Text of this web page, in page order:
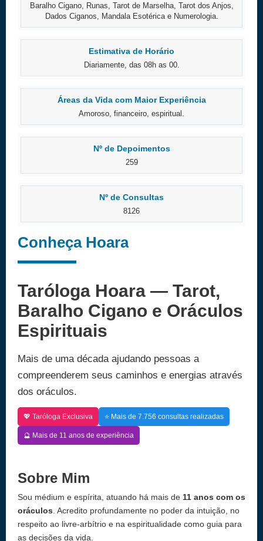
Baralho Cigano, Runas, Tarot de Marselha, Tarot dos Anjos,
Dados Ciganos, Mandala Esotérica e Numerologia.
Estimativa de Horário
Diariamente, das 08h as 00.
Áreas da Vida com Maior Experiência
Amoroso, financeiro, espiritual.
Nº de Depoimentos
259
Nº de Consultas
8126
Conheça Hoara
Taróloga Hoara — Tarot,
Baralho Cigano e Oráculos
Espirituais
Mais de uma década ajudando pessoas a
compreenderem seus caminhos e energias através
dos oráculos.
💖 Taróloga Exclusiva ⭐ Mais de 7.756 consultas realizadas
🔮 Mais de 11 anos de experiência
Sobre Mim
Sou médium e espírita, atuando há mais de 11 anos com os
oráculos . Acredito profundamente no poder da intuição, no
respeito ao livre-arbítrio e na espiritualidade como guia para
as decisões da vida.